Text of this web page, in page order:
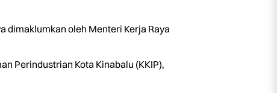
dimaklumkan oleh Menteri Kerja Raya
Perindustrian Kota Kinabalu (KKIP),